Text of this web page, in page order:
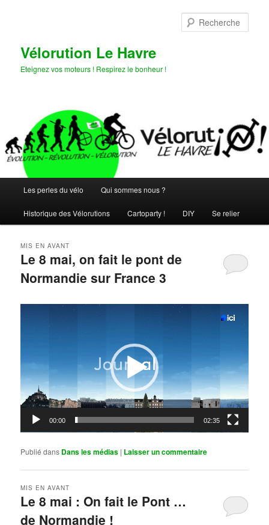
Vélorution Le Havre
Eteignez vos moteurs ! Respirez le bonheur !
principal
Les perles du vélo Qui sommes nous ?
Historique des Vélorutions Cartoparty ! DIY Se relier
Le 8 mai, on fait le pont de
Normandie sur France 3
MIS EN AVANT
00:00 02:35
Publié dans Dans les médias | Laisser un commentaire
Le 8 mai : On fait le Pont …
de Normandie !
MIS EN AVANT